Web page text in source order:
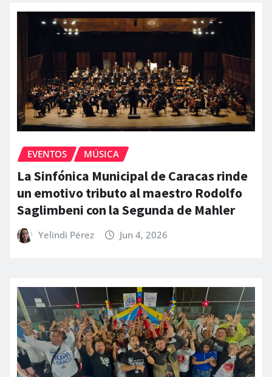
EVENTOS MÚSICA
La Sinfónica Municipal de Caracas rinde
un emotivo tributo al maestro Rodolfo
Saglimbeni con la Segunda de Mahler
Yelindi Pérez Jun 4, 2026